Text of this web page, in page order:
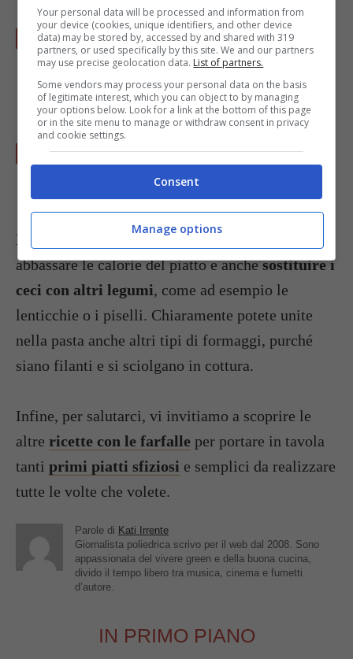
Mettete in una teglia sufficientemente larga
in modo che venga uno strato non troppo
alto.
Infornate per 15 minuti nel forno caldo a
180° e servite subito.
L’idea in più : potete usare lapasta integrale
abbassare le calorie del piatto e anchesostituire i
ceci con altri legumi, come ad esempio le
lenticchie o i piselli. Chiaramente potete unite
nella pasta anche altri tipi di formaggi, purché
siano filanti e si sciolgano in cottura.
Infine, per salutarci, vi invitiamo a scoprire le
altre ricette con le farfalle per portare in tavola
tanti primi piatti sfiziosi e semplici da realizzare
tutte le volte che volete.
Parole di Kati Irrente
Giornalista poliedrica scrivo per il web dal 2008. Sono
appassionata del vivere green e della buona cucina,
divido il tempo libero tra musica, cinema e fumetti
d’autore.
IN PRIMO PIANO
Your personal data will be processed and information from
your device (cookies, unique identifiers, and other device
data) may be stored by, accessed by and shared with 319
partners, or used specifically by this site. We and our partners
may use precise geolocation data. List of partners.
Some vendors may process your personal data on the basis
of legitimate interest, which you can object to by managing
your options below. Look for a link at the bottom of this page
or in the site menu to manage or withdraw consent in privacy
and cookie settings.
Consent
Manage options